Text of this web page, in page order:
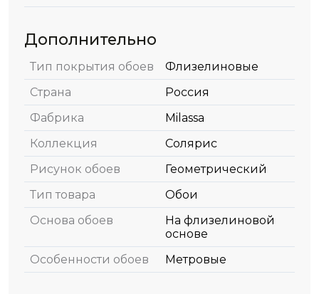
Дополнительно
Тип покрытия обоев
Флизелиновые
Страна
Россия
Фабрика
Milassa
Коллекция
Солярис
Рисунок обоев
Геометрический
Тип товара
Обои
Основа обоев
На флизелиновой
основе
Особенности обоев
Метровые